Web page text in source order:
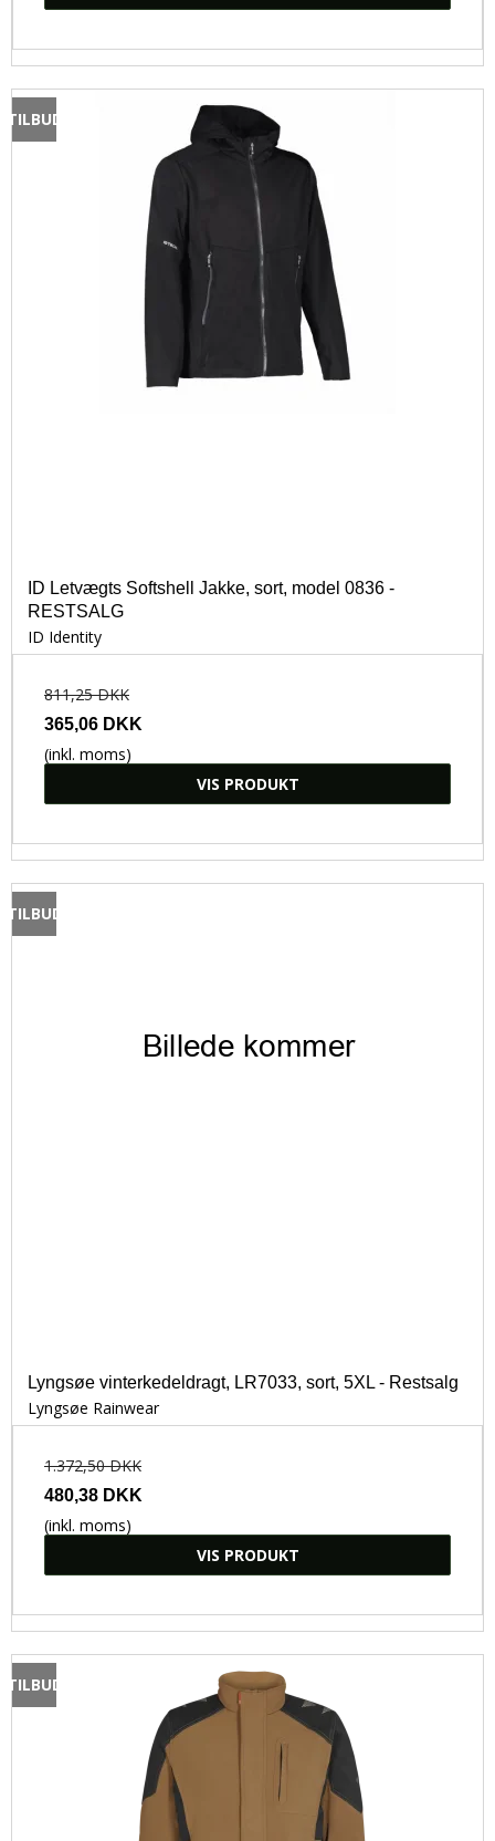
TILBUD
ID Letvægts Softshell Jakke, sort, model 0836 -
RESTSALG
ID Identity
811,25 DKK
365,06 DKK
(inkl. moms)
VIS PRODUKT
TILBUD
Lyngsøe vinterkedeldragt, LR7033, sort, 5XL - Restsalg
Lyngsøe Rainwear
1.372,50 DKK
480,38 DKK
(inkl. moms)
VIS PRODUKT
TILBUD